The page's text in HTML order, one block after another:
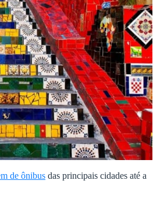
de ônibus das principais cidades até a